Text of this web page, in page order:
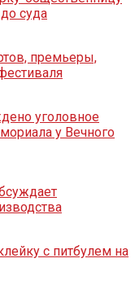
суда
премьеры,
уголовное
у Вечного
с питбулем на